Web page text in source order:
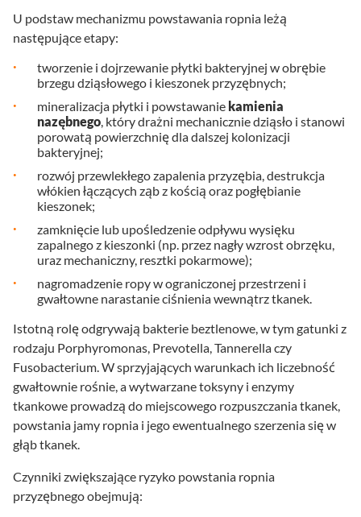
U podstaw mechanizmu powstawania ropnia leżą
następujące etapy:
tworzenie i dojrzewanie płytki bakteryjnej w obrębie
brzegu dziąsłowego i kieszonek przyzębnych;
mineralizacja płytki i powstawanie kamienia
nazębnego, który drażni mechanicznie dziąsło i stanowi
porowatą powierzchnię dla dalszej kolonizacji
bakteryjnej;
rozwój przewlekłego zapalenia przyzębia, destrukcja
włókien łączących ząb z kością oraz pogłębianie
kieszonek;
zamknięcie lub upośledzenie odpływu wysięku
zapalnego z kieszonki (np. przez nagły wzrost obrzęku,
uraz mechaniczny, resztki pokarmowe);
nagromadzenie ropy w ograniczonej przestrzeni i
gwałtowne narastanie ciśnienia wewnątrz tkanek.
Istotną rolę odgrywają bakterie beztlenowe, w tym gatunki z
rodzaju Porphyromonas, Prevotella, Tannerella czy
Fusobacterium. W sprzyjających warunkach ich liczebność
gwałtownie rośnie, a wytwarzane toksyny i enzymy
tkankowe prowadzą do miejscowego rozpuszczania tkanek,
powstania jamy ropnia i jego ewentualnego szerzenia się w
głąb tkanek.
Czynniki zwiększające ryzyko powstania ropnia
przyzębnego obejmują: